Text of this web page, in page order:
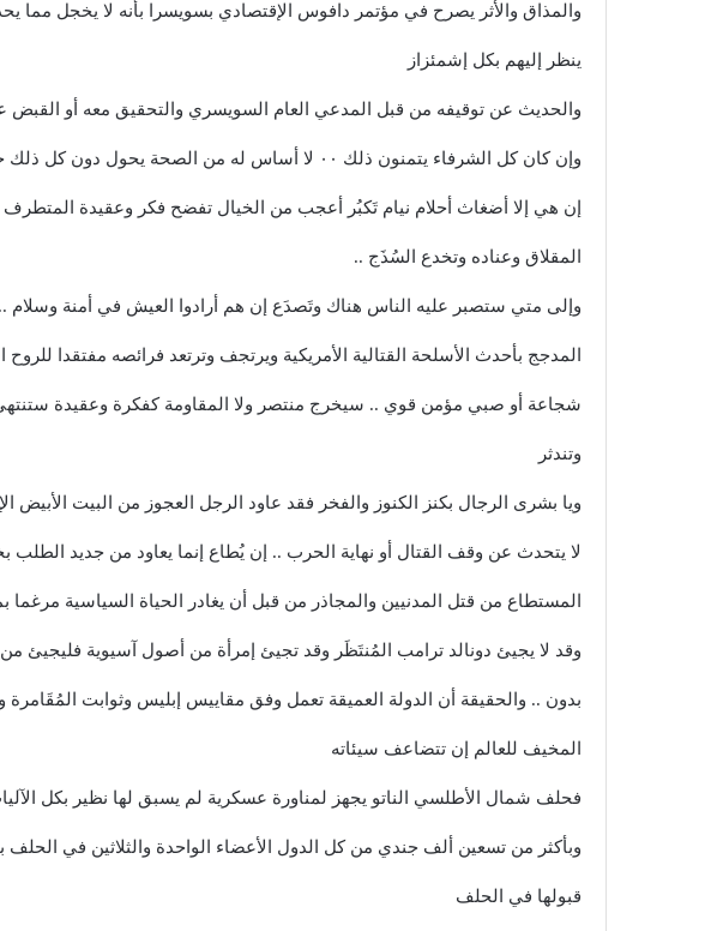
والمذاق والأثر يصرح في مؤتمر دافوس الإقتصادي بسويسرا بأنه لا يخجل مما
ينظر إليهم بكل إشمئزاز
والحديث عن توقيفه من قبل المدعي العام السويسري والتحقيق معه أو
وإن كان كل الشرفاء يتمنون ذلك ٠٠ لا أساس له من الصحة يحول دون كل ذلك حصانة الرؤساء والحالة
إن هي إلا أضغاث أحلام نيام تَكبُر أعجب من الخيال تفضح فكر وعقيدة
المقلاق وعناده وتخدع السُذَج ..
وإلى متي ستصبر عليه الناس هناك وتَصدَع إن هم أرادوا العيش في أمنة وسلام ..
المدجج بأحدث الأسلحة القتالية الأمريكية ويرتجف وترتعد فرائصه مفتقدا للروح
شجاعة أو صبي مؤمن قوي .. سيخرج منتصر ولا المقاومة كفكرة وعقيدة
وتندثر
ويا بشرى الرجال بكنز الكنوز والفخر فقد عاود الرجل العجوز من البيت الأبيض
لا يتحدث عن وقف القتال أو نهاية الحرب .. إن يُطاع إنما يعاود من جديد الطلب
المستطاع من قتل المدنيين والمجاذر من قبل أن يغادر الحياة السياسية
وقد لا يجيئ دونالد ترامب المُنتَظَر وقد تجيئ إمرأة من أصول آسيوية فليجيئ
بدون .. والحقيقة أن الدولة العميقة تعمل وفق مقاييس إبليس وثوابت المُقَامرة
المخيف للعالم إن تتضاعف سيئاته
فحلف شمال الأطلسي الناتو يجهز لمناورة عسكرية لم يسبق لها نظير بكل
وبأكثر من تسعين ألف جندي من كل الدول الأعضاء الواحدة والثلاثين في الحلف
قبولها في الحلف